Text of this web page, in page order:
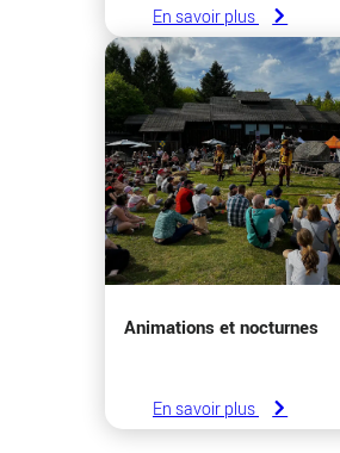
En savoir plus
Animations et nocturnes
En savoir plus